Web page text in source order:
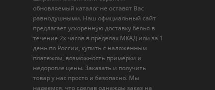
обновляемый каталог не оставят Вас
равнодушными. Наш официальный сайт
предлагает ускоренную доставку белья в
течение 2х часов в пределах МКАД или за 1
день по России, купить с наложенным
платежом, возможность примерки и
недорогие цены. Заказать и получить
товар у нас просто и безопасно. Мы
надеемся, что сделав однажды заказ на